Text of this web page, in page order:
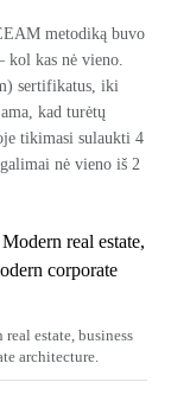
metodiką buvo
kas nė vieno.
sertifikatus, iki
kad turėtų
tikimasi sulaukti 4
nė vieno iš 2
estate, business
architecture.